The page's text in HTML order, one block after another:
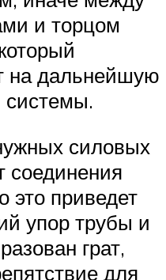
и торцом
на дальнейшую
системы.
силовых
соединения
это приведет
упор трубы и
грат,
для